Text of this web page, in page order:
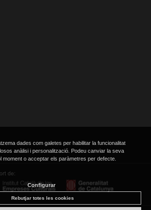
dades com galetes per habilitar la funcionalitat
anàlisi i personalització. Podeu canviar la seva
moment o acceptar els paràmetres per defecte.
Configurar
Rebutjar totes les cookies